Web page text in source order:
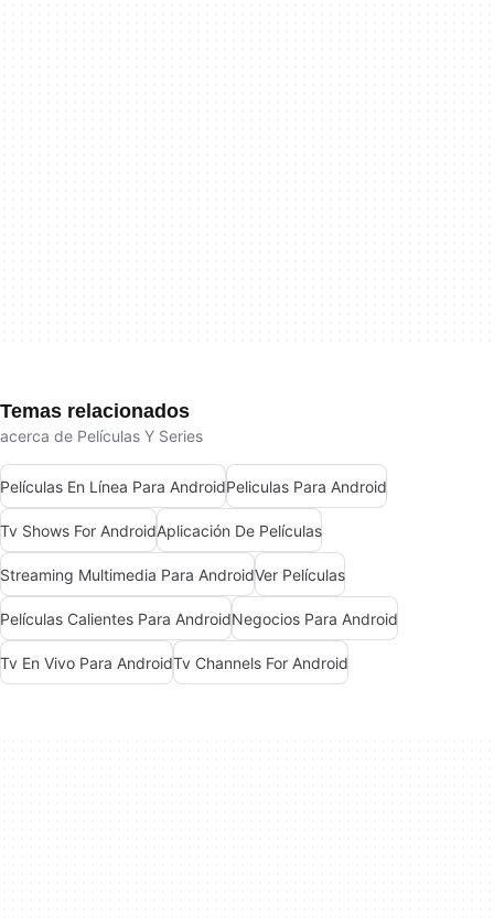
Temas relacionados
acerca de Películas Y Series
Películas En Línea Para AndroidPeliculas Para Android
Tv Shows For AndroidAplicación De Películas
Streaming Multimedia Para AndroidVer Películas
Películas Calientes Para AndroidNegocios Para Android
Tv En Vivo Para AndroidTv Channels For Android